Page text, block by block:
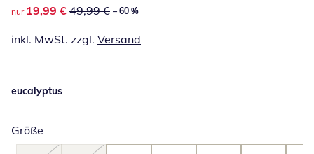
reduzierter Preis 19,99 €, vorheriger Preis: 49,99 €
nur 19,99 € 49,99 € – 60 %
inkl. MwSt. zzgl. Versand
eucalyptus
Größe